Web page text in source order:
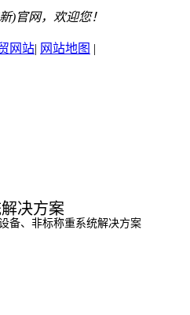
)官网，欢迎您！
网站| 网站地图 |
决方案
备、非标称重系统解决方案